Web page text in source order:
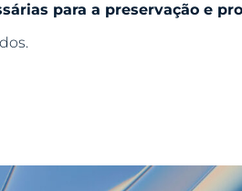
para a preservação e